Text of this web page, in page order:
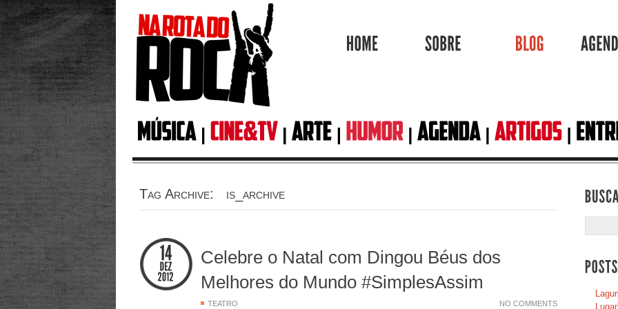
Tag Archive: is_archive
Celebre o Natal com Dingou Béus dos
Melhores do Mundo #SimplesAssim
TEATRO NO COMMENTS